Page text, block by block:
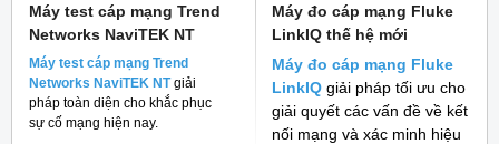
Máy test cáp mạng Trend
Networks NaviTEK NT
Máy test cáp mạng Trend
Networks NaviTEK NT giải
pháp toàn diện cho khắc phục
sự cố mạng hiện nay.
Máy đo cáp mạng Fluke
LinkIQ thế hệ mới
Máy đo cáp mạng Fluke
LinkIQ giải pháp tối ưu cho
giải quyết các vấn đề về kết
nối mạng và xác minh hiệu